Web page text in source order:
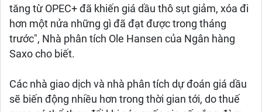
tăng từ OPEC+ đã khiến giá dầu thô sụt giảm, xóa đi
hơn một nửa những gì đã đạt được trong tháng
trước", Nhà phân tích Ole Hansen của Ngân hàng
Saxo cho biết.
Các nhà giao dịch và nhà phân tích dự đoán giá dầu
sẽ biến động nhiều hơn trong thời gian tới, do thuế